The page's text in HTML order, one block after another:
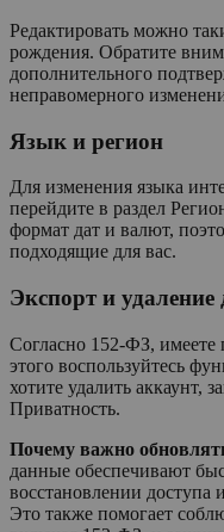
Редактировать можно
рождения. Обратите
дополнительного
неправомерного
Язык и регион
Для изменения языка
перейдите в раздел
формат дат и валют,
подходящие для вас.
Экспорт и
Согласно 152-ФЗ, имеете
этого воспользуйтесь
хотите удалить аккаунт,
Приватность.
Почему важно
данные обеспечивают
восстановлении
Это также помогает